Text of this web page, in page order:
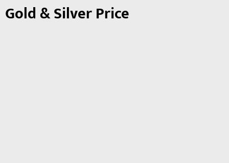
Gold & Silver Price